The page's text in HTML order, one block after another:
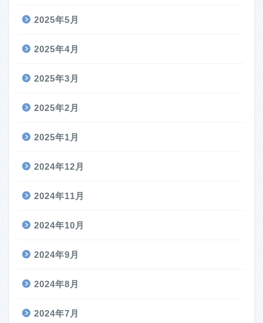
2025年5月
2025年4月
2025年3月
2025年2月
2025年1月
2024年12月
2024年11月
2024年10月
2024年9月
2024年8月
2024年7月